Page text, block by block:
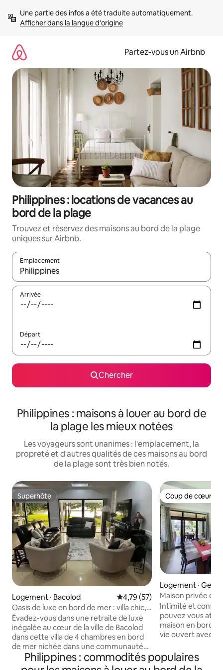
directement
Afficher dans la langue d'origine
Partez-vous un Airbnb
Philippines : locations de vacances au
bord de la plage
Trouvez et réservez des maisons au bord de la plage
uniques sur Airbnb.
Emplacement
Quand les résultats sont affichés, parcourez-les en utilisant
Arrivée
Départ
Chercher
Philippines : maisons à louer au bord de
la plage les mieux notées
Les voyageurs sont unanimes : l'emplacement, la
propreté et d'autres qualités de ces maisons au bord
de la plage sont très bien notés.
Superhôte
Superhôte
Logement · Bacolod Note moyenne de 4,79 sur 5,
4,79 (57)
Oasis de luxe en bord de mer : villa chic,
piscines, coucher de soleil
Évadez-vous dans une retraite de luxe
inégalée au cœur de la ville de Bacolod
dans cette villa de 4 chambres en bord
de mer nichée dans une communauté
hôtelière exclusive. Découvrez des
couchers de soleil à couper le souffle
Coup de cœur
Coup de cœur
Logement ·
Maison privée en
Emplacement
Intimité et
pouvez vous
maison en bord
vie ouvert avec
climatisées, des
un salon avec
Philippines : commodités populaires